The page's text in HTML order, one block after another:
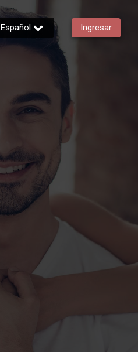
Español Ingresar